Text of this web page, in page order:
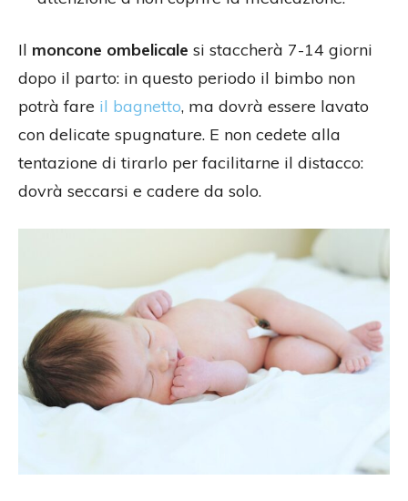
Il moncone ombelicale si staccherà 7-14 giorni
dopo il parto: in questo periodo il bimbo non
potrà fare il bagnetto, ma dovrà essere lavato
con delicate spugnature. E non cedete alla
tentazione di tirarlo per facilitarne il distacco:
dovrà seccarsi e cadere da solo.